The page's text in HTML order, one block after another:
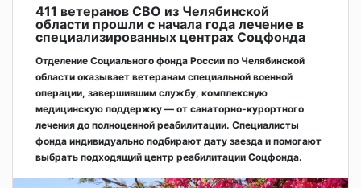
411 ветеранов СВО из Челябинской
области прошли с начала года лечение в
специализированных центрах Соцфонда
Отделение Социального фонда России по Челябинской
области оказывает ветеранам специальной военной
операции, завершившим службу, комплексную
медицинскую поддержку — от санаторно-курортного
лечения до полноценной реабилитации. Специалисты
фонда индивидуально подбирают дату заезда и помогают
выбрать подходящий центр реабилитации Соцфонда.